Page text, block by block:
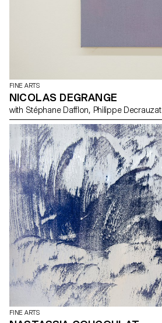
FINE ARTS
NICOLAS DEGRANGE
with Stéphane Dafflon, Philippe Decrauzat
FINE ARTS